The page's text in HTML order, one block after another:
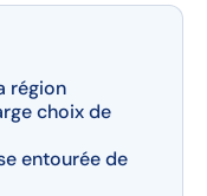
région
choix de
entourée de